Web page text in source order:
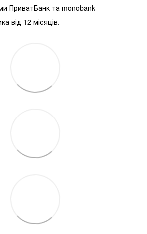
ПриватБанк та monobank
від 12 місяців.